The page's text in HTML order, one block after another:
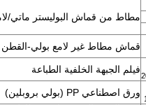
مطاط من قماش البوليستر ماتي/
قماش مطاط غير لامع بولي-القطن
فيلم الجبهة الخلفية الطباعة
ورق اصطناعي PP (بولي بروبلين)